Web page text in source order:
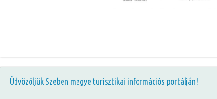
Üdvözöljük Szeben megye turisztikai információs portálján!